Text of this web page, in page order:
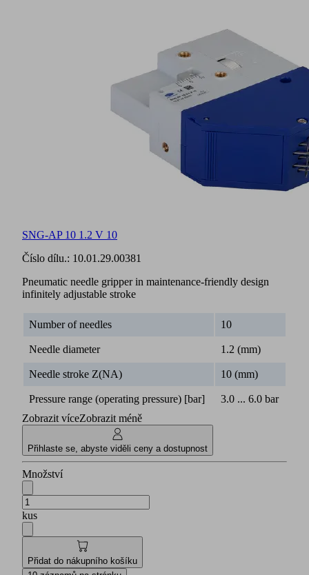
SNG-AP 10 1.2 V 10
Číslo dílu.: 10.01.29.00381
Pneumatic needle gripper in maintenance-friendly design
infinitely adjustable stroke
Number of needles 10
Needle diameter 1.2 (mm)
Needle stroke Z(NA) 10 (mm)
Pressure range (operating pressure) [bar]
3.0 ... 6.0 bar
Zobrazit víceZobrazit méně
Přihlaste se, abyste viděli ceny a dostupnost
Množství
kus
Přidat do nákupního košíku